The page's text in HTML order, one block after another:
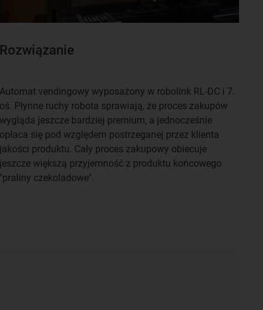
Rozwiązanie
Automat vendingowy wyposażony w robolink RL-DC i 7.
oś. Płynne ruchy robota sprawiają, że proces zakupów
wygląda jeszcze bardziej premium, a jednocześnie
opłaca się pod względem postrzeganej przez klienta
jakości produktu. Cały proces zakupowy obiecuje
jeszcze większą przyjemność z produktu końcowego
"praliny czekoladowe".